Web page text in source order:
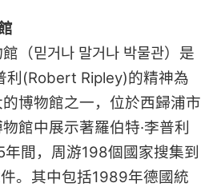
（믿거나 말거나 박물관）是
利(Robert Ripley)的精神為
博物館之一，位於西歸浦市
館中展示著羅伯特·李普利
間，周游198個國家搜集到
。其中包括1989年德國統